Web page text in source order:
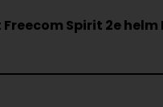
Spirit 2e helm